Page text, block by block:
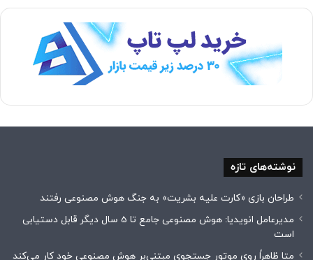
نوشته‌های تازه
طراحان بازی «کارت علیه بشریت» به جنگ هوش مصنوعی رفتند
مدیرعامل انویدیا: هوش مصنوعی جامع تا 5 سال دیگر قابل دستیابی
است
متا ظاهراً روی موتور جستجوی مبتنی‌بر هوش مصنوعی خود کار می‌کند